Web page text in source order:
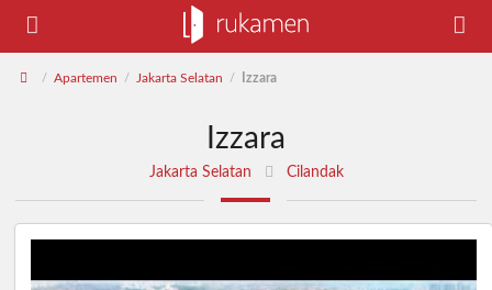
/ Apartemen / Jakarta Selatan / Izzara
Izzara
Jakarta Selatan Cilandak